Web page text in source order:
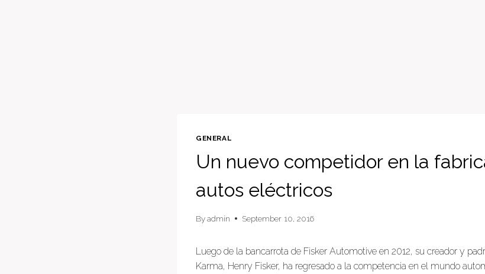
GENERAL
Un nuevo competidor en la
autos eléctricos
Byadmin September 10, 2016
Luego de la bancarrota de Fisker Automotive en 2012, su creador y
Karma, Henry Fisker, ha regresado a la competencia en el mundo